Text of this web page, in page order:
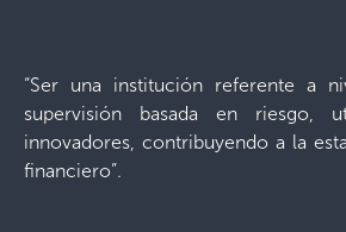
“Ser una institución referente a
supervisión basada en riesgo,
innovadores, contribuyendo a la
financiero”.